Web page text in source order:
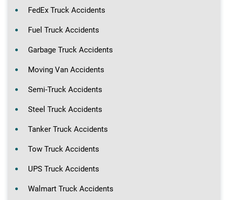
FedEx Truck Accidents
Fuel Truck Accidents
Garbage Truck Accidents
Moving Van Accidents
Semi-Truck Accidents
Steel Truck Accidents
Tanker Truck Accidents
Tow Truck Accidents
UPS Truck Accidents
Walmart Truck Accidents